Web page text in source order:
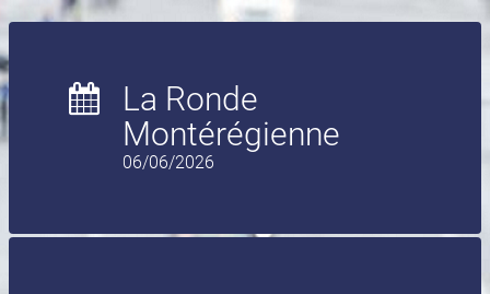
La Ronde
Montérégienne
06/06/2026